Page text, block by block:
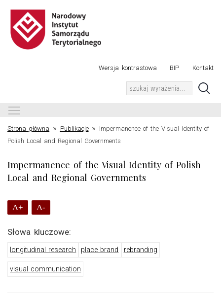
Wersja kontrastowa BIP Kontakt
Strona główna » Publikacje» Impermanence of the Visual Identity of
Polish Local and Regional Governments
Impermanence of the Visual Identity of Polish
Local and Regional Governments
A+ A-
Słowa kluczowe:
longitudinal research place brand rebranding
visual communication